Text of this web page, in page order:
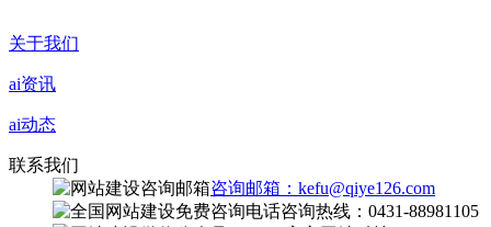
关于我们
ai资讯
ai动态
联系我们
咨询邮箱：kefu@qiye126.com
咨询热线：0431-88981105